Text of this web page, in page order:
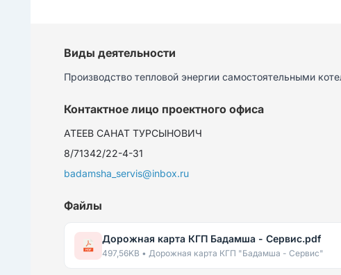
Виды деятельности
Производство тепловой энергии самостоятельными
Контактное лицо проектного офиса
АТЕЕВ САНАТ ТУРСЫНОВИЧ
8/71342/22-4-31
badamsha_servis@inbox.ru
Файлы
Дорожная карта КГП Бадамша - Сервис.pdf
497,56KB • Дорожная карта КГП "Бадамша - Сервис"